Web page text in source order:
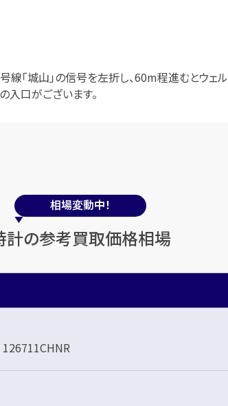
線「城山」の信号を左折し、60m程進むとウェル
入口がございます。
相場変動中！
計の参考買取価格相場
126711CHNR